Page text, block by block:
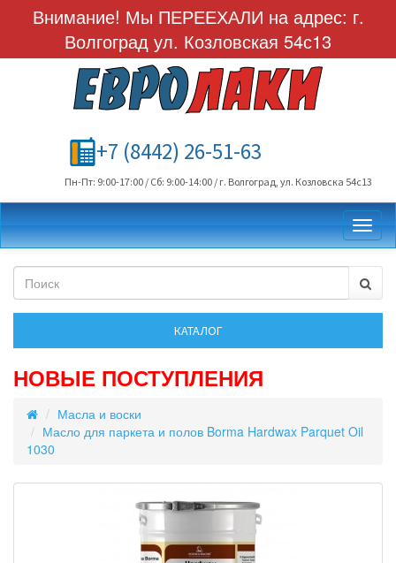
Внимание! Мы ПЕРЕЕХАЛИ на адрес: г.
Волгоград ул. Козловская 54с13
+7 (8442) 26-51-63
Пн-Пт: 9:00-17:00 / Сб: 9:00-14:00 / г. Волгоград, ул. Козловска 54с13
НОВЫЕ ПОСТУПЛЕНИЯ
Масла и воски
Масло для паркета и полов Borma Hardwax Parquet Oil
1030